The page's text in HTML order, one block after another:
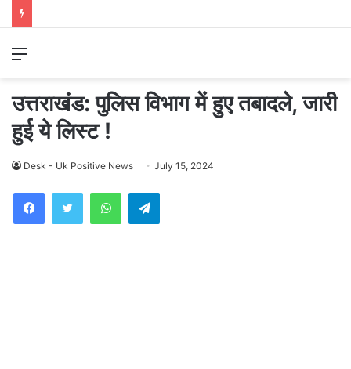
Menu
उत्तराखंड: पुलिस विभाग में हुए तबादले, जारी
हुई ये लिस्ट !
Desk - Uk Positive News July 15, 2024
WhatsAppTelegram